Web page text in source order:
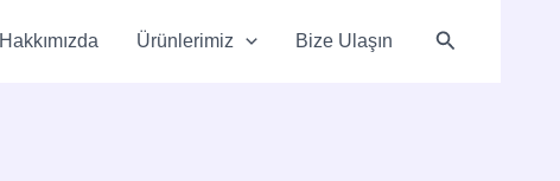
Hakkımızda Ürünlerimiz Bize Ulaşın Arama